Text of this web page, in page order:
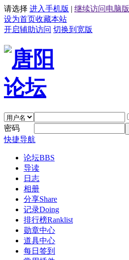
请选择 进入手机版 | 继续访问电脑版
设为首页收藏本站
开启辅助访问 切换到宽版
密码
快捷导航
论坛BBS
导读
日志
相册
分享Share
记录Doing
排行榜Ranklist
勋章中心
道具中心
每日签到